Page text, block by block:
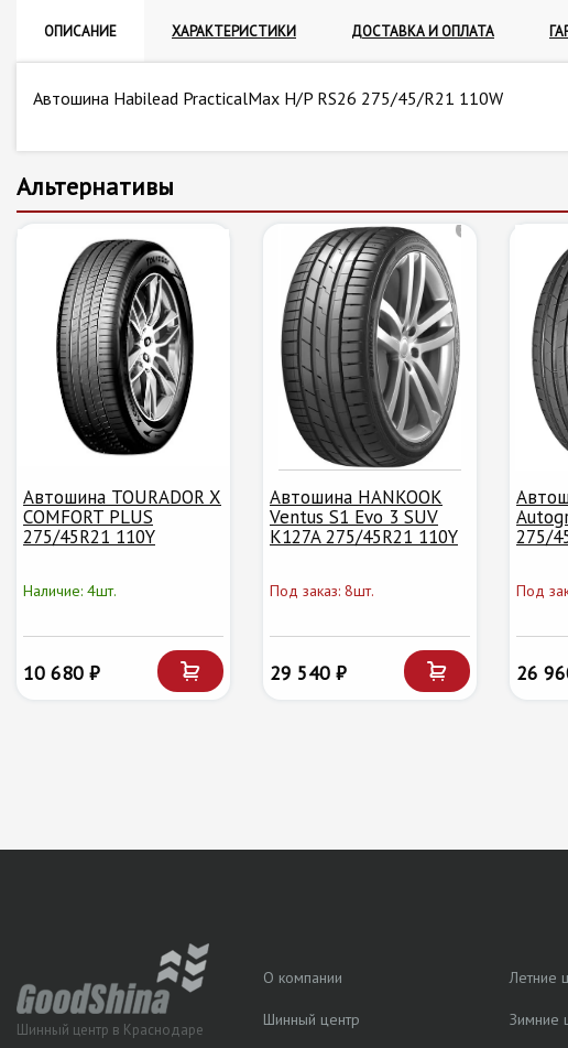
ОПИСАНИЕ ХАРАКТЕРИСТИКИ ДОСТАВКА И ОПЛАТА
Автошина Habilead PracticalMax H/P RS26 275/45/R21 110W
Альтернативы
Автошина TOURADOR X
COMFORT PLUS
275/45R21 110Y
Наличие: 4шт.
10 680 ₽
Автошина HANKOOK
Ventus S1 Evo 3 SUV
K127A 275/45R21 110Y
Под заказ: 8шт.
29 540 ₽
275/
Под
26
Шинный центр в Краснодаре
О компании
Шинный центр
Летние
Зимние